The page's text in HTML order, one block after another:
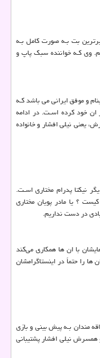
بت بـه صورت کامل بـه
وی کـه خواننده سبک پاپ و
و موفق ایرانی می باشد کـه
خود کرده اسـت. در ادامه
یعنی نیلی افشار و خانواده
نیکتا پدرام مختاری اسـت.
؟ یا مادر پویان مختاری
در دست نداریم.
با ان ها همکاری می‌کند
را حتماً در اینستاگرامشان
مندان بـه پیش‌ بینی و بازی‌
نیلی افشار پشتیبانی